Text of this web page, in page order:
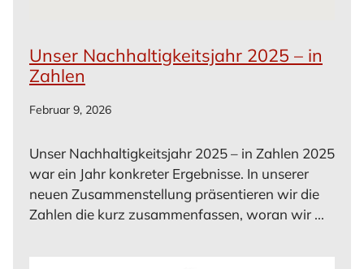
Unser Nachhaltigkeitsjahr 2025 – in
Zahlen
Februar 9, 2026
Unser Nachhaltigkeitsjahr 2025 – in Zahlen 2025
war ein Jahr konkreter Ergebnisse. In unserer
neuen Zusammenstellung präsentieren wir die
Zahlen die kurz zusammenfassen, woran wir ...